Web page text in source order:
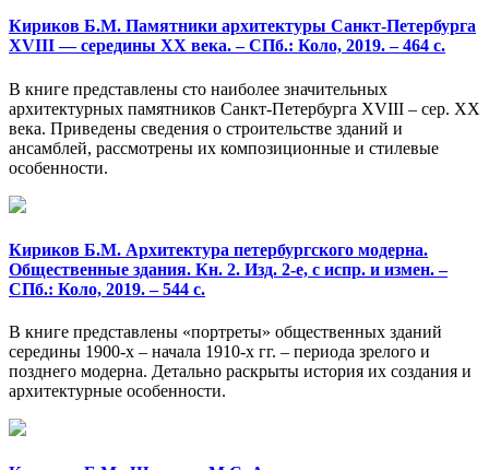
Кириков Б.М. Памятники архитектуры Санкт-Петербурга
XVIII — середины XX века. – СПб.: Коло, 2019. – 464 с.
В книге представлены сто наиболее значительных
архитектурных памятников Санкт-Петербурга XVIII – сер. XX
века. Приведены сведения о строительстве зданий и
ансамблей, рассмотрены их композиционные и стилевые
особенности.
Кириков Б.М. Архитектура петербургского модерна.
Общественные здания. Кн. 2. Изд. 2-е, с испр. и измен. –
СПб.: Коло, 2019. – 544 с.
В книге представлены «портреты» общественных зданий
середины 1900-х – начала 1910-х гг. – периода зрелого и
позднего модерна. Детально раскрыты история их создания и
архитектурные особенности.